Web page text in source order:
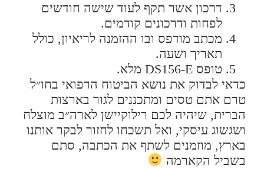
דרכון אשר תקף לעוד שישה חודשים
לפחות ודרכונים קודמים.
מכתב מודפס ובו ההזמנה לריאיון, כולל
תאריך ושעה.
טופס DS156-E מלא.
כדאי לבדוק את נושא הביטוח הרפואי בחו״ל
טרם אתם טסים ומתכננים לגור בארצות
הברית, שיהיה לכם רילוקיישן לארה״ב מוצלח
ושגשוג עיסקי, ואל תשכחו לחזור לבקר אותנו
בארץ, מוזמנים לשתף את הכתבה, סתם
בשביל הקארמה